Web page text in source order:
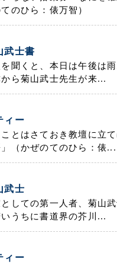
のひら：俵万智）
士書
聞くと、本日は午後は
ら菊山武士先生が来...
ィー
とはさておき教壇に立
」（かぜのてのひら：俵...
士
しての第一人者、菊山
うちに書道界の芥川...
ィー